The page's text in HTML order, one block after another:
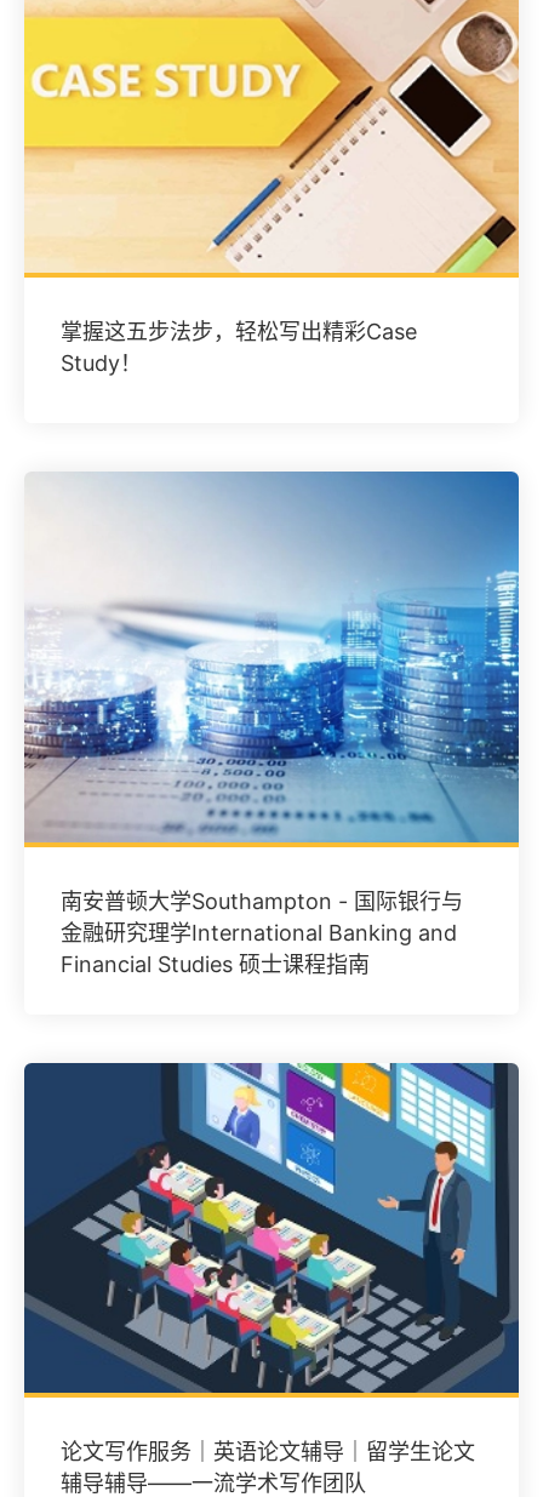
掌握这五步法步，轻松写出精彩Case
Study！
南安普顿大学Southampton - 国际银行与
金融研究理学International Banking and
Financial Studies 硕士课程指南
论文写作服务｜英语论文辅导｜留学生论文
辅导辅导——一流学术写作团队